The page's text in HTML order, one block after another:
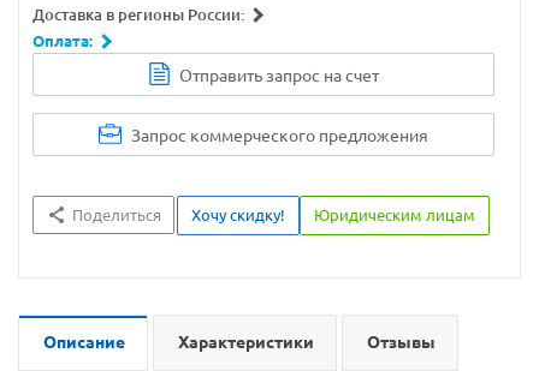
Доставка в регионы России:
Оплата:
Отправить запрос на счет
Запрос коммерческого предложения
Поделиться Хочу скидку! Юридическим лицам
Описание Характеристики Отзывы